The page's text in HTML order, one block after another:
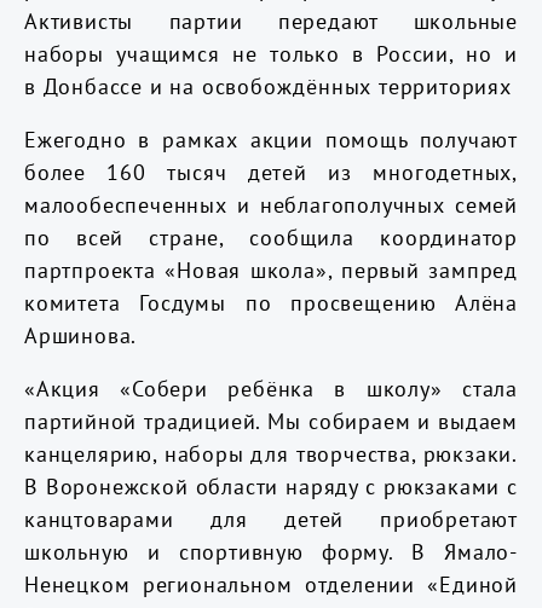
Активисты партии передают школьные
наборы учащимся не только в России, но и
в Донбассе и на освобождённых территориях
Ежегодно в рамках акции помощь получают
более 160 тысяч детей из многодетных,
малообеспеченных и неблагополучных семей
по всей стране, сообщила координатор
партпроекта «Новая школа», первый зампред
комитета Госдумы по просвещению Алёна
Аршинова.
«Акция «Собери ребёнка в школу» стала
партийной традицией. Мы собираем и выдаем
канцелярию, наборы для творчества, рюкзаки.
В Воронежской области наряду с рюкзаками с
канцтоварами для детей приобретают
школьную и спортивную форму. В Ямало-
Ненецком региональном отделении «Единой